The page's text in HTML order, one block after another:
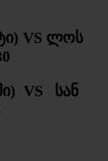
VS ლოს
VS სან